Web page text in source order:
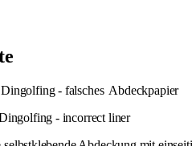
- falsches Abdeckpapier
- incorrect liner